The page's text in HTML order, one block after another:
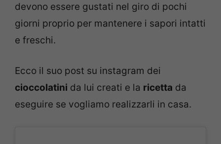
devono essere gustati nel giro di pochi
giorni proprio per mantenere i sapori intatti
e freschi.
Ecco il suo post su instagram dei
cioccolatini da lui creati e la ricetta da
eseguire se vogliamo realizzarli in casa.